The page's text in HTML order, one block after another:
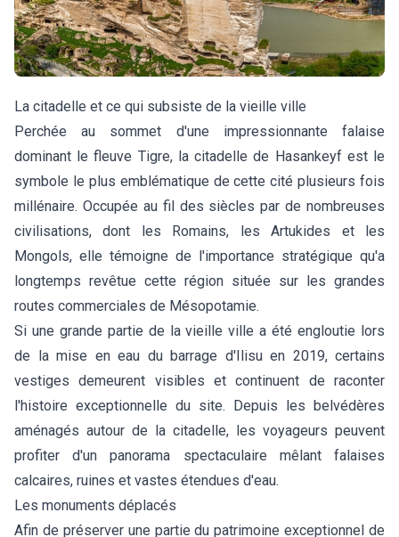
La citadelle et ce qui subsiste de la vieille ville
Perchée au sommet d'une impressionnante falaise
dominant le fleuve Tigre, la citadelle de Hasankeyf est le
symbole le plus emblématique de cette cité plusieurs fois
millénaire. Occupée au fil des siècles par de nombreuses
civilisations, dont les Romains, les Artukides et les
Mongols, elle témoigne de l'importance stratégique qu'a
longtemps revêtue cette région située sur les grandes
routes commerciales de Mésopotamie.
Si une grande partie de la vieille ville a été engloutie lors
de la mise en eau du barrage d'Ilisu en 2019, certains
vestiges demeurent visibles et continuent de raconter
l'histoire exceptionnelle du site. Depuis les belvédères
aménagés autour de la citadelle, les voyageurs peuvent
profiter d'un panorama spectaculaire mêlant falaises
calcaires, ruines et vastes étendues d'eau.
Les monuments déplacés
Afin de préserver une partie du patrimoine exceptionnel de